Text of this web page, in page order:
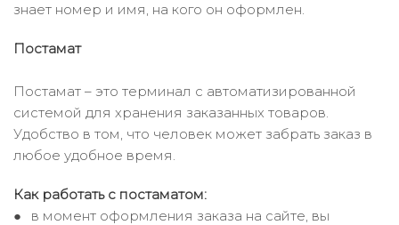
знает номер и имя, на кого он оформлен.
Постамат
Постамат – это терминал с автоматизированной
системой для хранения заказанных товаров.
Удобство в том, что человек может забрать заказ в
любое удобное время.
Как работать с постаматом:
в момент оформления заказа на сайте, вы